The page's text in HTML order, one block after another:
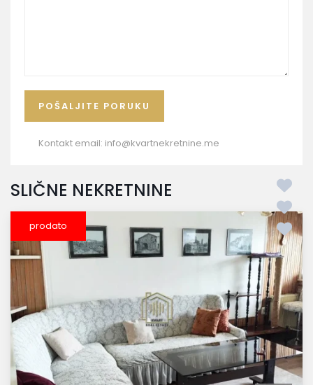
Kontakt email: info@kvartnekretnine.me
SLIČNE NEKRETNINE
prodato